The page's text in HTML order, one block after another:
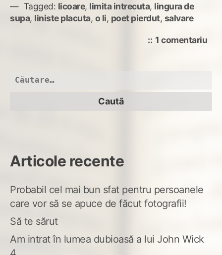
Tagged: licoare, limita intrecuta, lingura de
supa, liniste placuta, o li, poet pierdut, salvare
1 comentariula
Caută
Articole recente
Probabil cel mai bun sfat pentru persoanele
care vor să se apuce de făcut fotografii!
Să te sărut
Am intrat în lumea dubioasă a lui John Wick